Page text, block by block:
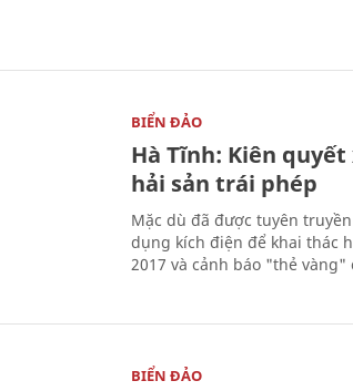
BIỂN ĐẢO
Hà Tĩnh: Kiên
hải sản trái phép
Mặc dù đã được tuyên
dụng kích điện để khai thác
2017 và cảnh báo "thẻ vàng"
BIỂN ĐẢO